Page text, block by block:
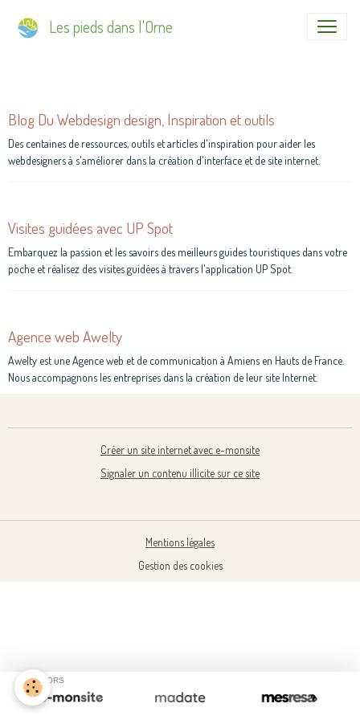
Les pieds dans l'Orne
Blog Du Webdesign design, Inspiration et outils
Des centaines de ressources, outils et articles d'inspiration pour aider les
webdesigners à s'améliorer dans la création d'interface et de site internet.
Visites guidées avec UP Spot
Embarquez la passion et les savoirs des meilleurs guides touristiques dans votre
poche et réalisez des visites guidées à travers l'application UP Spot.
Agence web Awelty
Awelty est une Agence web et de communication à Amiens en Hauts de France.
Nous accompagnons les entreprises dans la création de leur site Internet.
Créer un site internet avec e-monsite
Signaler un contenu illicite sur ce site
Mentions légales
Gestion des cookies
SPONSORS